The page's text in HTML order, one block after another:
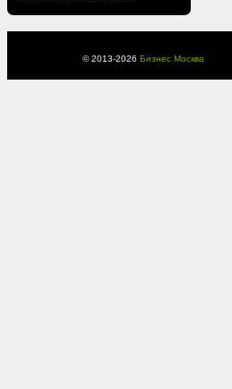
© 2013-2026 Бизнес Москва